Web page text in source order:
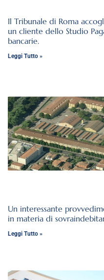
Il Tribunale di Roma
un cliente dello Studio
bancarie.
Leggi Tutto »
Un interessante
in materia di
Leggi Tutto »